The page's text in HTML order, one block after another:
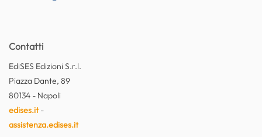
Contatti
EdiSES Edizioni S.r.l.
Piazza Dante, 89
80134 - Napoli
edises.it-
assistenza.edises.it